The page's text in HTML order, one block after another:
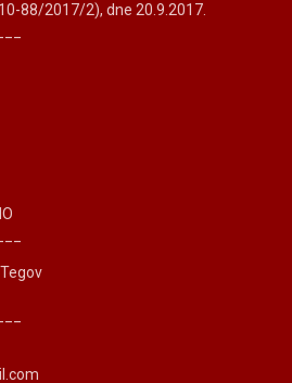
88/2017/2), dne 20.9.2017.